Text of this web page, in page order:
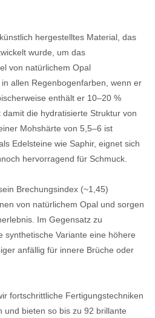
hergestelltes Material, das
wurde, um das
von natürlichem Opal
allen Regenbogenfarben, wenn er
enthält er 10–20 %
die hydratisierte Struktur von
Mohshärte von 5,5–6 ist
Edelsteine ​​wie Saphir, eignet sich
hervorragend für Schmuck.
Brechungsindex (~1,45)
von natürlichem Opal und sorgen
Im Gegensatz zu
synthetische Variante eine höhere
anfällig für innere Brüche oder
fortschrittliche Fertigungstechniken
und bieten so bis zu 92 brillante